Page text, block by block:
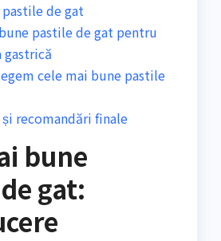
de gat
pastile de gat pentru
gastrică
cele mai bune pastile
recomandări finale
bune
gat: